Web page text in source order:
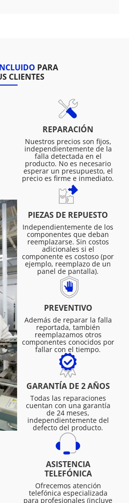
PARA
CLIENTES
REPARACIÓN
Nuestros precios son fijos,
independientemente de la
falla detectada en el
producto. No es necesario
esperar un presupuesto, el
precio es firme e inmediato.
PIEZAS DE REPUESTO
Independientemente de los
componentes que deban
reemplazarse. Sin costos
adicionales si el
componente es costoso (por
ejemplo, reemplazo de un
panel de pantalla).
PREVENTIVO
Además de reparar la falla
reportada, también
reemplazamos otros
componentes conocidos por
fallar con el tiempo.
GARANTÍA DE 2 AÑOS
Todas las reparaciones
cuentan con una garantía
de 24 meses,
independientemente del
defecto del producto.
ASISTENCIA
TELEFÓNICA
Ofrecemos atención
telefónica especializada
para profesionales (incluye